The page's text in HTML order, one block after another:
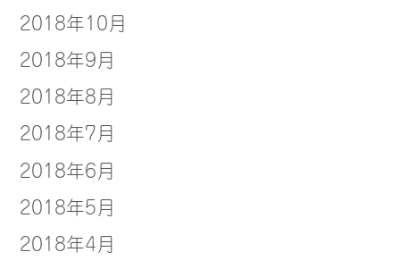
2018年10月
2018年9月
2018年8月
2018年7月
2018年6月
2018年5月
2018年4月